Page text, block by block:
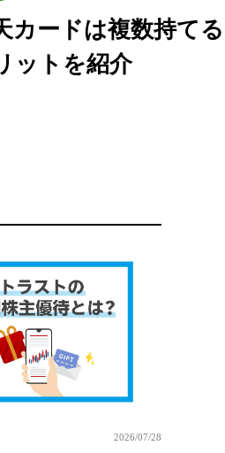
48回】みんなのホ
2026/07/28